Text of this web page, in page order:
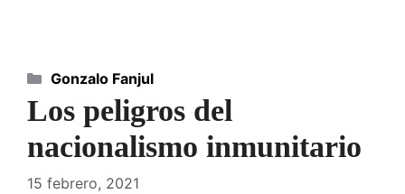
Los peligros del
nacionalismo inmunitario
15 febrero, 2021
Categorías
Gonzalo Fanjul